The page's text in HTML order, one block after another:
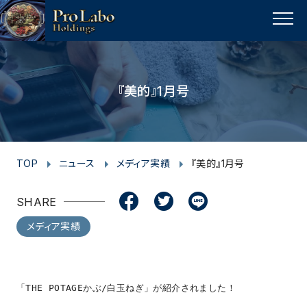
MENU
『美的』1月号
TOP ニュース メディア実績 『美的』1月号
SHARE
c
e
b
o
o
k
i
t
t
e
n
e
メディア実績
「THE POTAGEかぶ/白玉ねぎ」が紹介されました！
p
a
g
e
t
o
p
s
t
a
g
r
a
m
c
e
b
o
k
i
t
t
e
r
u
t
u
e